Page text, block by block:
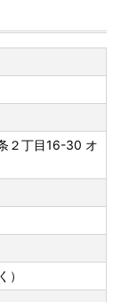
２丁目16-30 オ